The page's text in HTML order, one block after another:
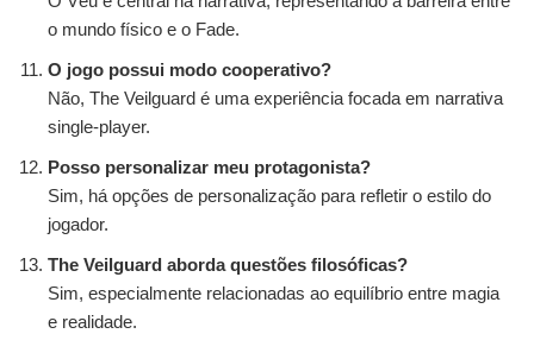
o mundo físico e o Fade.
O jogo possui modo cooperativo?
Não, The Veilguard é uma experiência focada em narrativa
single-player.
Posso personalizar meu protagonista?
Sim, há opções de personalização para refletir o estilo do
jogador.
The Veilguard aborda questões filosóficas?
Sim, especialmente relacionadas ao equilíbrio entre magia
e realidade.